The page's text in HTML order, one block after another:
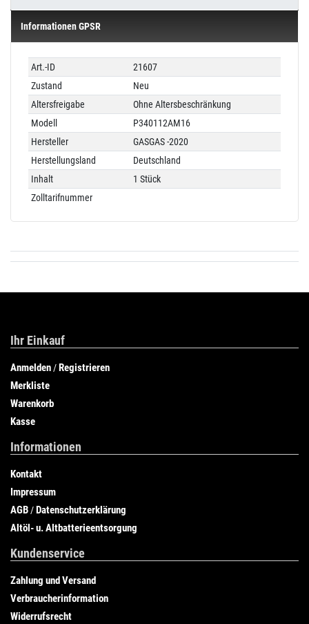
Informationen GPSR
Technisches
Merkmal
Wert
Art.-ID
21607
Zustand
Neu
Altersfreigabe
Ohne Altersbeschränkung
Modell
P340112AM16
Hersteller
GASGAS -2020
Herstellungsland
Deutschland
Inhalt
1 Stück
Zolltarifnummer
Ihr Einkauf
Anmelden /Registrieren
Merkliste
Warenkorb
Kasse
Informationen
Kontakt
Impressum
AGB /Datenschutzerklärung
Altöl- u. Altbatterieentsorgung
Kundenservice
Zahlung und Versand
Verbraucherinformation
Widerrufsrecht